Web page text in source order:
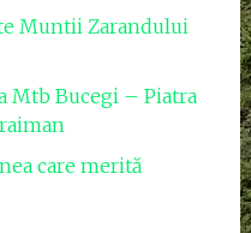
Muntii Zarandului
Mtb Bucegi – Piatra
care merită